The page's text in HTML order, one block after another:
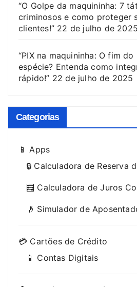
“O Golpe da maquininha: 7
criminosos e como proteger
clientes!” 22 de julho de 2025
“PIX na maquininha: O fim
espécie? Entenda como
rápido!” 22 de julho de 2025
Categorias
📱 Apps
🔒 Calculadora de Reserva
🧮 Calculadora de Juros
👴 Simulador de
💳 Cartões de Crédito
📱 Contas Digitais